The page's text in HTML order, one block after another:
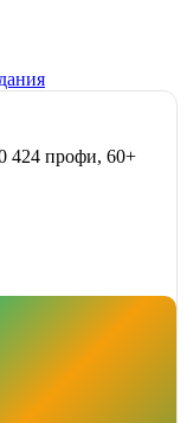
424 профи, 60+